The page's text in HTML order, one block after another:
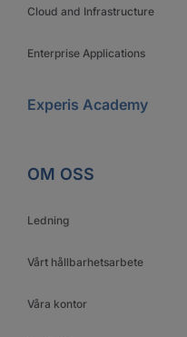
Cloud and Infrastructure
Enterprise Applications
Experis Academy
OM OSS
Ledning
Vårt hållbarhetsarbete
Våra kontor